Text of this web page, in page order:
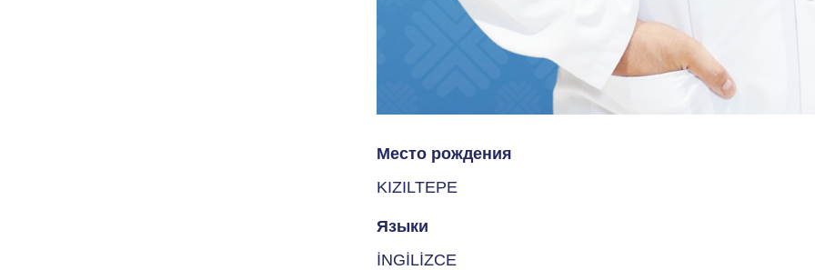
Место рождения
KIZILTEPE
Языки
İNGİLİZCE